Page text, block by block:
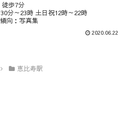
徒歩7分
分～23時 土日祝12時～22時
向：写真集
2020.06.22
恵比寿駅